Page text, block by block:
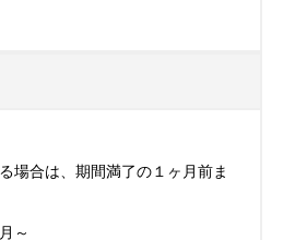
場合は、期間満了の１ヶ月前ま
～